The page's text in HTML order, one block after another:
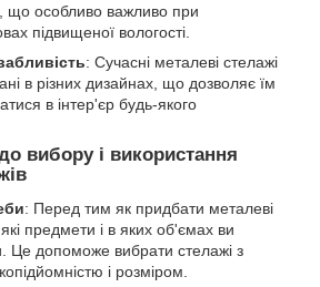
що особливо важливо при
підвищеної вологості.
: Сучасні металеві стелажі
в різних дизайнах, що дозволяє їм
в інтер'єр будь-якого
вибору і використання
: Перед тим як придбати металеві
предмети і в яких об'ємах ви
Це допоможе вибрати стелажі з
і розміром.